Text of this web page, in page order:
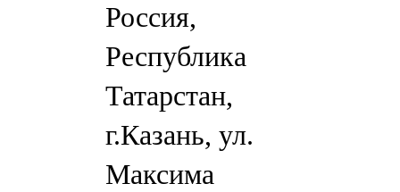
Россия,
Республика
Татарстан,
г.Казань, ул.
Максима